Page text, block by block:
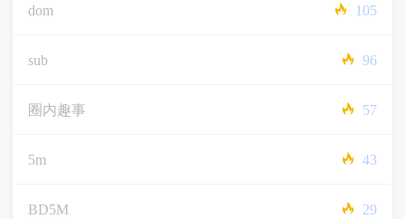
dom 105
sub 96
圈内趣事 57
5m 43
BD5M 29